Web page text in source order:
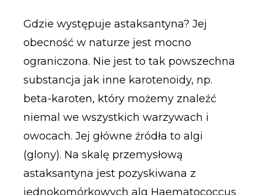
Gdzie występuje astaksantyna? Jej
obecność w naturze jest mocno
ograniczona. Nie jest to tak powszechna
substancja jak inne karotenoidy, np.
beta-karoten, który możemy znaleźć
niemal we wszystkich warzywach i
owocach. Jej główne źródła to algi
(glony). Na skalę przemysłową
astaksantyna jest pozyskiwana z
jednokomórkowych alg Haematococcus